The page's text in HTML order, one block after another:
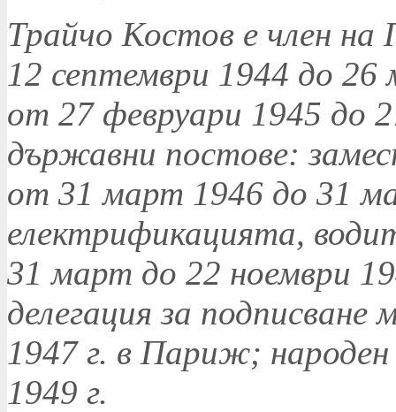
Трайчо Костов е член
12 септември 1944 до
от 27 февруари 1945 до
държавни постове:
от 31 март 1946 до 31
електрификацията,
31 март до 22 ноември
делегация за
1947 г. в Париж;
1949 г.